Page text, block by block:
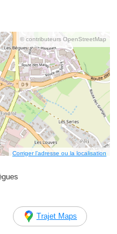
© contributeurs OpenStreetMap
Corriger l’adresse ou la localisation
Trajet Maps